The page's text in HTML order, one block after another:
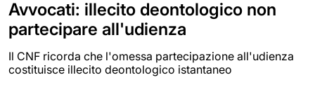
Avvocati: illecito deontologico non
partecipare all'udienza
Il CNF ricorda che l'omessa partecipazione all'udienza
costituisce illecito deontologico istantaneo